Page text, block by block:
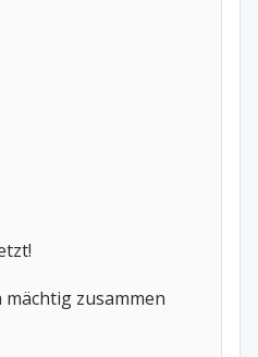
zusammen